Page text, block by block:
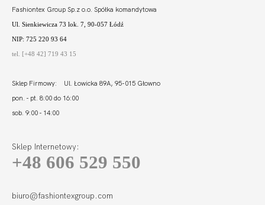
KIARA FIGI
Fashiontex Group Sp.z o.o. Spółka komandytowa
Ul. Sienkiewicza 73 lok. 7, 90-057 Łódź
NIP: 725 220 93 64
tel. [+48 42] 719 43 15
Sklep Firmowy: Ul. Łowicka 89A, 95-015 Głowno
pon. - pt. 8:00 do 16:00
sob. 9:00 - 14:00
Sklep Internetowy:
+48 606 529 550
biuro@fashiontexgroup.com